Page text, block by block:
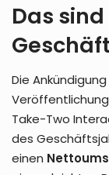
Das
Die
Take-Two
des
einen